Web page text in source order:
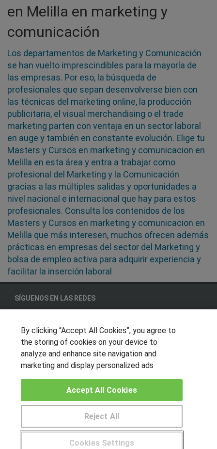
en Melilla en marketing y
comunicación
Los departamentos de Marketing y Comunicación
se han vuelto imprescindibles para la mayoría de
las empresas. Por eso, la búsqueda de
profesionales que sepan desenvolverse bien con
las técnicas del marketing online, la producción
publicitaria, el visual merchandising o el trade
marketing parten con ventaja en un sector laboral
en auge y también en constante evolución. Elige tu
Masters y Cursos en marketing y comunicacion en
Melilla en esta área y entra a trabajar como
profesional del Marketing y la Comunicación
gracias a las múltiples salidas y oportunidades a
nivel nacional e internacional que hay para estos
profesionales. Consulta los contenidos de los
Masters y Cursos en marketing y comunicacion en
Melilla que más interesen, muchos ofrecen además
prácticas en empresas del sector del Marketing y
bolsa de empleo activa para adquirir experiencia y
facilitar la inserción laboral
SÍGUENOS EN LAS REDES
OTROS GRUPOS DE INTERES
Muro de los idiomas
Locos por las becas
CENTROS DE FORMACIÓN
Publicar cursos
By clicking “Accept All Cookies”, you agree to
the storing of cookies on your device to
analyze and enhance site navigation and
marketing and display personalized ads
Cookies Settings
Reject All
Accept All Cookies